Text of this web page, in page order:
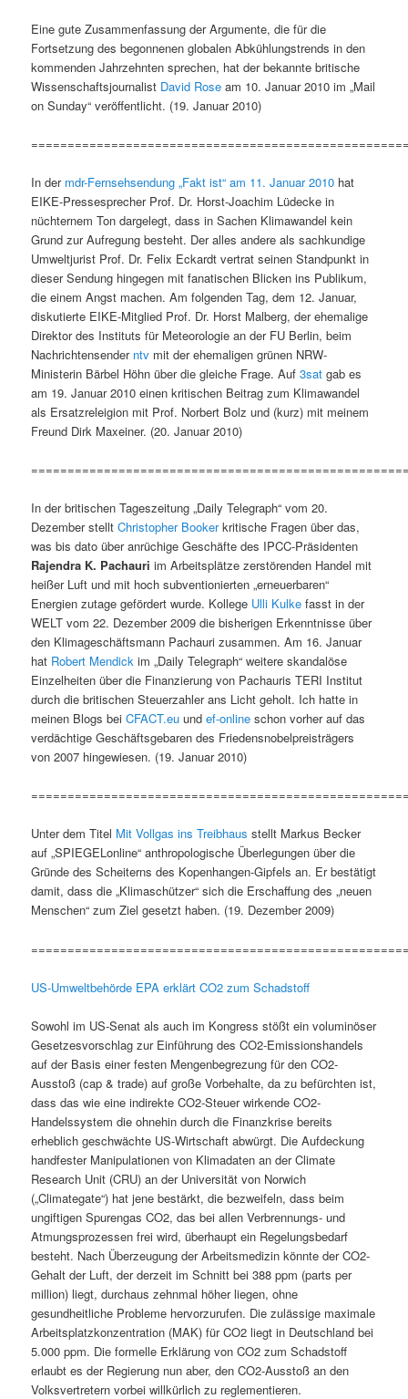
Eine gute Zusammenfassung der Argumente, die für die
Fortsetzung des begonnenen globalen Abkühlungstrends in den
kommenden Jahrzehnten sprechen, hat der bekannte britische
Wissenschaftsjournalist David Rose am 10. Januar 2010 im „Mail
on Sunday“ veröffentlicht. (19. Januar 2010)
In der mdr-Fernsehsendung „Fakt ist“ am 11. Januar 2010 hat
EIKE-Pressesprecher Prof. Dr. Horst-Joachim Lüdecke in
nüchternem Ton dargelegt, dass in Sachen Klimawandel kein
Grund zur Aufregung besteht. Der alles andere als sachkundige
Umweltjurist Prof. Dr. Felix Eckardt vertrat seinen Standpunkt in
dieser Sendung hingegen mit fanatischen Blicken ins Publikum,
die einem Angst machen. Am folgenden Tag, dem 12. Januar,
diskutierte EIKE-Mitglied Prof. Dr. Horst Malberg, der ehemalige
Direktor des Instituts für Meteorologie an der FU Berlin, beim
Nachrichtensender ntv mit der ehemaligen grünen NRW-
Ministerin Bärbel Höhn über die gleiche Frage. Auf3sat gab es
am 19. Januar 2010 einen kritischen Beitrag zum Klimawandel
als Ersatzreleigion mit Prof. Norbert Bolz und (kurz) mit meinem
Freund Dirk Maxeiner. (20. Januar 2010)
In der britischen Tageszeitung „Daily Telegraph“ vom 20.
Dezember stelltChristopher Bookerkritische Fragen über das,
was bis dato über anrüchige Geschäfte des IPCC-Präsidenten
Rajendra K. Pachauriim Arbeitsplätze zerstörenden Handel mit
heißer Luft und mit hoch subventionierten „erneuerbaren“
Energien zutage gefördert wurde. Kollege Ulli Kulke fasst in der
WELT vom 22. Dezember 2009 die bisherigen Erkenntnisse über
den Klimageschäftsmann Pachauri zusammen. Am 16. Januar
hat Robert Mendick im „Daily Telegraph“ weitere skandalöse
Einzelheiten über die Finanzierung von Pachauris TERI Institut
durch die britischen Steuerzahler ans Licht geholt. Ich hatte in
meinen Blogs beiCFACT.eu undef-online schon vorher auf das
verdächtige Geschäftsgebaren des Friedensnobelpreisträgers
von 2007 hingewiesen. (19. Januar 2010)
Unter dem Titel Mit Vollgas ins Treibhaus stellt Markus Becker
auf „SPIEGELonline“ anthropologische Überlegungen über die
Gründe des Scheiterns des Kopenhangen-Gipfels an. Er bestätigt
damit, dass die „Klimaschützer“ sich die Erschaffung des „neuen
Menschen“ zum Ziel gesetzt haben. (19. Dezember 2009)
US-Umweltbehörde EPA erklärt CO2 zum Schadstoff
Sowohl im US-Senat als auch im Kongress stößt ein voluminöser
Gesetzesvorschlag zur Einführung des CO2-Emissionshandels
auf der Basis einer festen Mengenbegrezung für den CO2-
Ausstoß (cap & trade) auf große Vorbehalte, da zu befürchten ist,
dass das wie eine indirekte CO2-Steuer wirkende CO2-
Handelssystem die ohnehin durch die Finanzkrise bereits
erheblich geschwächte US-Wirtschaft abwürgt. Die Aufdeckung
handfester Manipulationen von Klimadaten an der Climate
Research Unit (CRU) an der Universität von Norwich
(„Climategate“) hat jene bestärkt, die bezweifeln, dass beim
ungiftigen Spurengas CO2, das bei allen Verbrennungs- und
Atmungsprozessen frei wird, überhaupt ein Regelungsbedarf
besteht. Nach Überzeugung der Arbeitsmedizin könnte der CO2-
Gehalt der Luft, der derzeit im Schnitt bei 388 ppm (parts per
million) liegt, durchaus zehnmal höher liegen, ohne
gesundheitliche Probleme hervorzurufen. Die zulässige maximale
Arbeitsplatzkonzentration (MAK) für CO2 liegt in Deutschland bei
5.000 ppm. Die formelle Erklärung von CO2 zum Schadstoff
erlaubt es der Regierung nun aber, den CO2-Ausstoß an den
Volksvertretern vorbei willkürlich zu reglementieren.